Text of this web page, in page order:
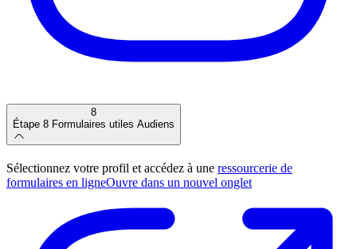
8
Étape 8 Formulaires utiles Audiens
Sélectionnez votre profil et accédez à une ressourcerie de
formulaires en ligneOuvre dans un nouvel onglet